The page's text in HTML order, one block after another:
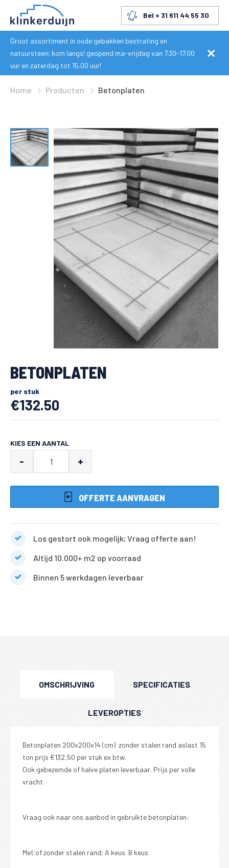
Bel + 31 611 44 55 30
Groot assortiment in oude gebakken bestrating en
natuursteen; kom langs! geopend ma-vrijdag van 7.30-17.00
uur en zaterdag tot 15.00 uur!
Home Producten Betonplaten
BETONPLATEN
per stuk
€132.50
KIES EEN AANTAL
- +
OFFERTE AANVRAGEN
Los gestort ook mogelijk; Vraag offerte aan!
Altijd 10.000+ m2 op voorraad
Binnen 5 werkdagen leverbaar
OMSCHRIJVING SPECIFICATIES
LEVEROPTIES
Betonplaten 200x200x14 (cm) zonder stalen rand aslast 15
ton prijs €132,50 per stuk ex btw.
Ook gebezemde of halve platen leverbaar. Prijs per volle
vracht.
Vraag ook naar ons aanbod in gebruikte betonplaten:
Met of zonder stalen rand; A keus B keus